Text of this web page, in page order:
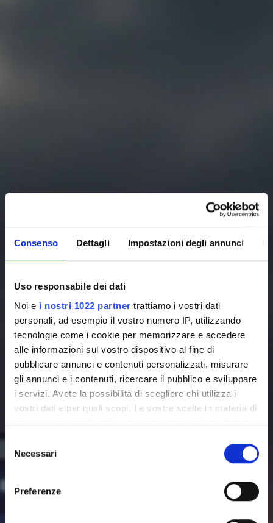
Consenso Dettagli Impostazioni degli annunci
Uso responsabile dei dati
Noi e i nostri 1022 partner trattiamo i vostri dati
personali, ad esempio il vostro numero IP, utilizzando
tecnologie come i cookie per memorizzare e accedere
alle informazioni sul vostro dispositivo al fine di
pubblicare annunci e contenuti personalizzati, misurare
gli annunci e i contenuti, ricercare il pubblico e sviluppare
i servizi. Avete la possibilità di scegliere chi utilizza i
vostri dati e per quali scopi. Le vostre scelte in materia di
privacy sono applicabili solo su questa proprietà digitale
modificare o revocare il proprio consenso in qualsiasi
momento dalla Dichiarazione sui cookie o facendo clic
Selezione
delNecessari
Preferenze
NEW
TECH
NOLO